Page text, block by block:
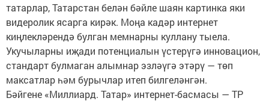
татарлар, Татарстан белән бәйле шаян картинка яки
видеролик ясарга кирәк. Моңа кадәр интернет
киңлекләрендә булган мемнарны куллану тыела.
Укучыларны иҗади потенциалын үстерүгә инновацион,
стандарт булмаган алымнар эзләүгә этәрү — төп
максатлар һәм бурычлар итеп билгеләнгән.
Бәйгене «Миллиард. Татар» интернет-басмасы — ТР